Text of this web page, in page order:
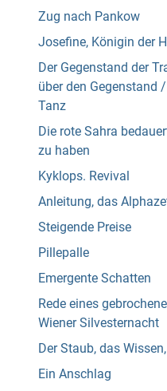
Zug nach Pankow
Josefine, Königin der
Der Gegenstand der
über den Gegenstand
Tanz
Die rote Sahra
zu haben
Kyklops. Revival
Anleitung, das
Steigende Preise
Pillepalle
Emergente Schatten
Rede eines
Wiener Silvesternacht
Der Staub, das
Ein Anschlag